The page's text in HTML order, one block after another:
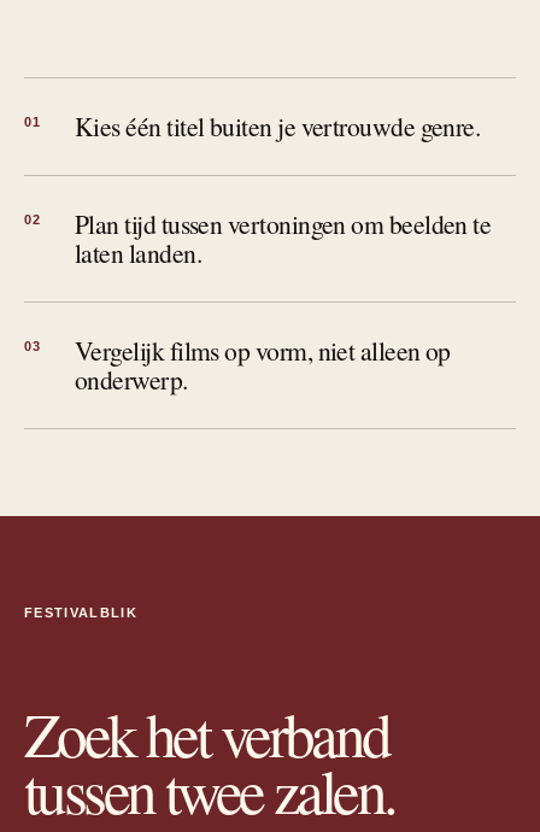
01 Kies één titel buiten je vertrouwde genre.
02
Plan tijd tussen vertoningen om beelden te
laten landen.
03
Vergelijk films op vorm, niet alleen op
onderwerp.
FESTIVALBLIK
Zoek het verband
tussen twee zalen.